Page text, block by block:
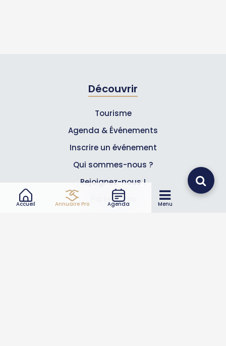
Accueil Annuaire Pro Agenda Menu
Découvrir
Tourisme
Agenda & Événements
Inscrire un événement
Qui sommes-nous ?
Rejoignez-nous !
Partenaires